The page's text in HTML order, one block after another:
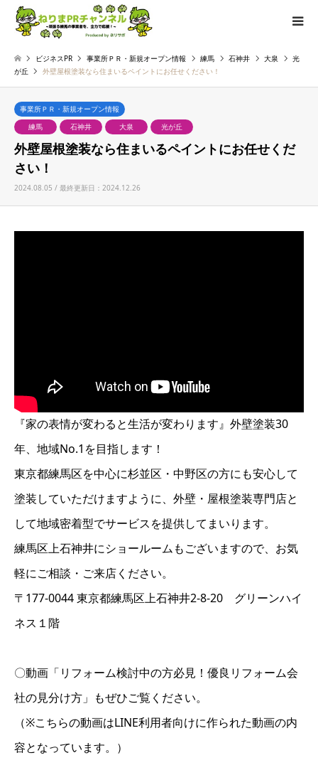
ビジネスPR 事業所ＰＲ・新規オープン情報 練馬 石神井 大泉
光
が丘
外壁屋根塗装なら住まいるペイントにお任せください！
事業所ＰＲ・新規オープン情報
練馬
石神井 大泉 光が丘
外壁屋根塗装なら住まいるペイントにお任せくだ
さい！
2024.08.05 / 最終更新日：2024.12.26
『家の表情が変わると生活が変わります』外壁塗装30
年、地域No.1を目指します！
東京都練馬区を中心に杉並区・中野区の方にも安心して
塗装していただけますように、外壁・屋根塗装専門店と
して地域密着型でサービスを提供してまいります。
練馬区上石神井にショールームもございますので、お気
軽にご相談・ご来店ください。
〒177-0044 東京都練馬区上石神井2-8-20 グリーンハイ
ネス１階
〇動画「リフォーム検討中の方必見！優良リフォーム会
社の見分け方」もぜひご覧ください。
（※こちらの動画はLINE利用者向けに作られた動画の内
容となっています。）